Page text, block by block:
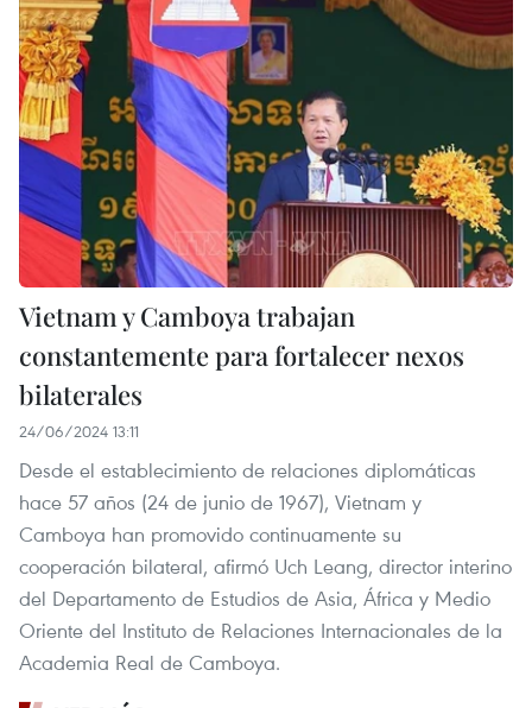
Vietnam y Camboya trabajan
constantemente para fortalecer nexos
bilaterales
24/06/2024 13:11
Desde el establecimiento de relaciones diplomáticas
hace 57 años (24 de junio de 1967), Vietnam y
Camboya han promovido continuamente su
cooperación bilateral, afirmó Uch Leang, director interino
del Departamento de Estudios de Asia, África y Medio
Oriente del Instituto de Relaciones Internacionales de la
Academia Real de Camboya.